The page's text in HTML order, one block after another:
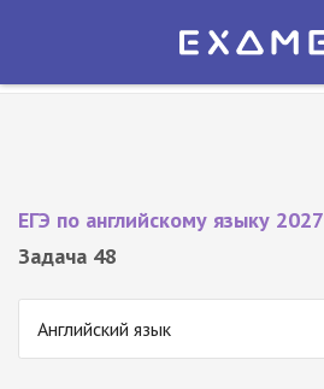
Экзамер — ЕГЭ 2027
ЕГЭ по английскому языку 2027
Задача 48
Английский язык